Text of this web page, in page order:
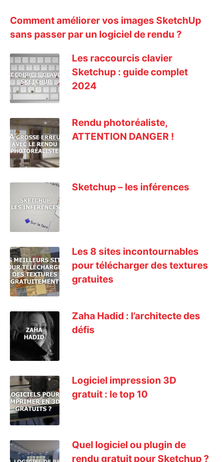
Comment améliorer vos images SketchUp
sans passer par un logiciel de rendu ?
Les raccourcis clavier
Sketchup : guide complet
2024
Rendu photoréaliste,
ATTENTION DANGER !
Sketchup – les inférences
Les 8 sites incontournables
pour télécharger des textures
gratuites
Zaha Hadid : l’architecte des
défis
Logiciel impression 3D
gratuit : le top 10
Quel logiciel ou plugin de
rendu gratuit pour Sketchup ?